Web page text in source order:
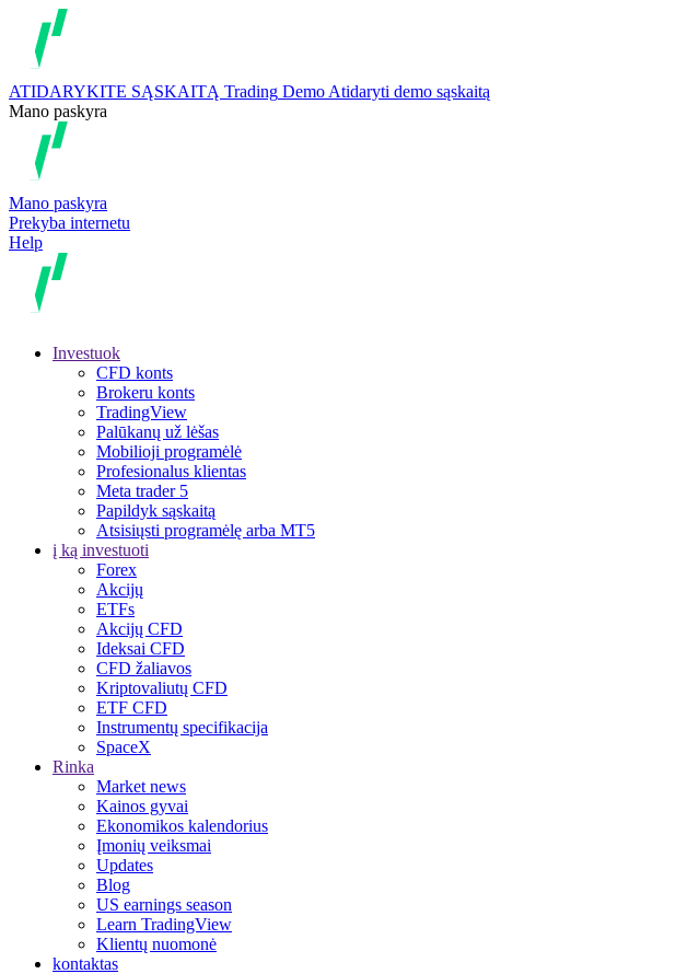
ATIDARYKITE SĄSKAITĄ Trading Demo Atidaryti demo sąskaitą
Mano paskyra
Mano paskyra
Prekyba internetu
Help
Investuok
CFD konts
Brokeru konts
TradingView
Palūkanų už lėšas
Mobilioji programėlė
Profesionalus klientas
Meta trader 5
Papildyk sąskaitą
Atsisiųsti programėlę arba MT5
į ką investuoti
Forex
Akcijų
ETFs
Akcijų CFD
Ideksai CFD
CFD žaliavos
Kriptovaliutų CFD
ETF CFD
Instrumentų specifikacija
SpaceX
Rinka
Market news
Kainos gyvai
Ekonomikos kalendorius
Įmonių veiksmai
Updates
Blog
US earnings season
Learn TradingView
Klientų nuomonė
kontaktas